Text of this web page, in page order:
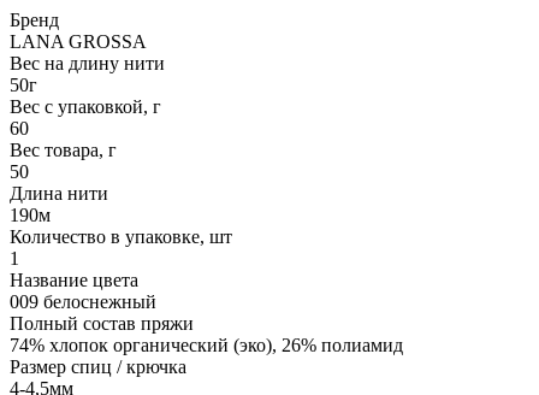
Бренд
LANA GROSSA
Вес на длину нити
50г
Вес с упаковкой, г
60
Вес товара, г
50
Длина нити
190м
Количество в упаковке, шт
1
Название цвета
009 белоснежный
Полный состав пряжи
74% хлопок органический (эко), 26% полиамид
Размер спиц / крючка
4-4,5мм